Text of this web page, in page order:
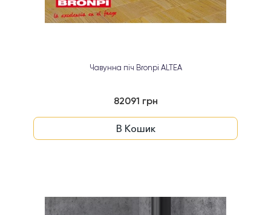
Чавунна піч Bronpi ALTEA
82091 грн
В Кошик